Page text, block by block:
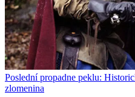
Poslední propadne peklu:
zlomenina